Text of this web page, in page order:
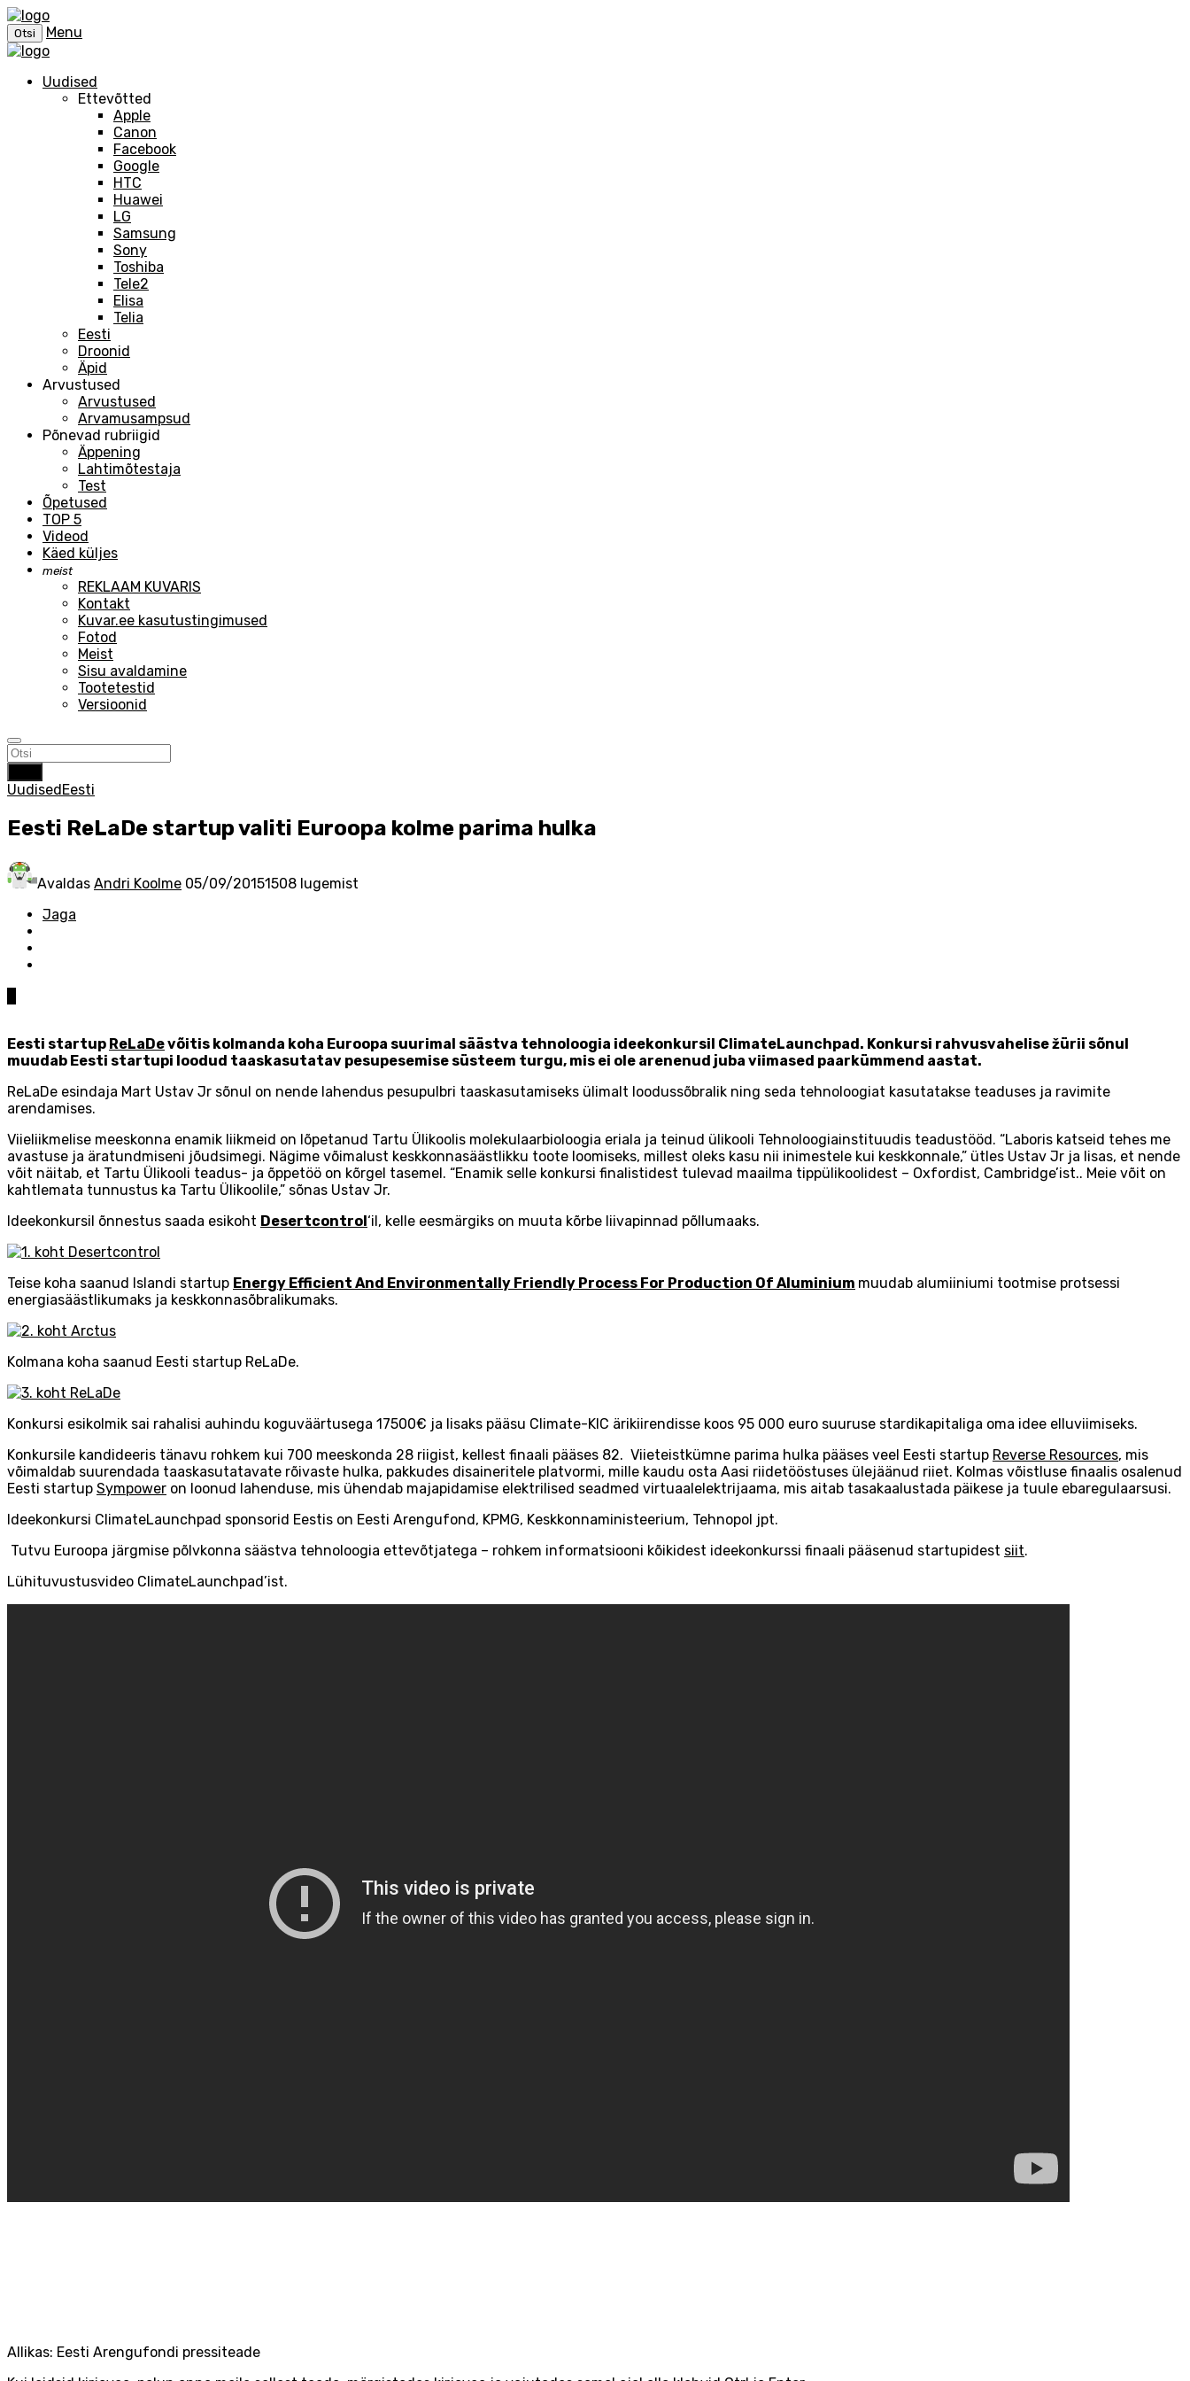
Otsi Menu
Uudised
Ettevõtted
Apple
Canon
Facebook
Google
HTC
Huawei
LG
Samsung
Sony
Toshiba
Tele2
Elisa
Telia
Eesti
Droonid
Äpid
Arvustused
Arvustused
Arvamusampsud
Põnevad rubriigid
Äppening
Lahtimõtestaja
Test
Õpetused
TOP 5
Videod
Käed küljes
meist
REKLAAM KUVARIS
Kontakt
Kuvar.ee kasutustingimused
Fotod
Meist
Sisu avaldamine
Tootetestid
Versioonid
UudisedEesti
Eesti ReLaDe startup valiti Euroopa kolme parima hulka
Avaldas Andri Koolme 05/09/20151508 lugemist
Jaga
Eesti startup ReLaDevõitis kolmanda koha Euroopa suurimal säästva tehnoloogia ideekonkursil ClimateLaunchpad. Konkursi rahvusvahelise žürii sõnul
muudab Eesti startupi loodud taaskasutatav pesupesemise süsteem turgu, mis ei ole arenenud juba viimased paarkümmend aastat.
ReLaDe esindaja Mart Ustav Jr sõnul on nende lahendus pesupulbri taaskasutamiseks ülimalt loodussõbralik ning seda tehnoloogiat kasutatakse teaduses ja ravimite
arendamises.
Viieliikmelise meeskonna enamik liikmeid on lõpetanud Tartu Ülikoolis molekulaarbioloogia eriala ja teinud ülikooli Tehnoloogiainstituudis teadustööd. “Laboris katseid tehes me
avastuse ja äratundmiseni jõudsimegi. Nägime võimalust keskkonnasäästlikku toote loomiseks, millest oleks kasu nii inimestele kui keskkonnale,” ütles Ustav Jr ja lisas, et nende
võit näitab, et Tartu Ülikooli teadus- ja õppetöö on kõrgel tasemel. “Enamik selle konkursi finalistidest tulevad maailma tippülikoolidest – Oxfordist, Cambridge’ist.. Meie võit on
kahtlemata tunnustus ka Tartu Ülikoolile,” sõnas Ustav Jr.
Ideekonkursil õnnestus saada esikoht Desertcontrol‘il, kelle eesmärgiks on muuta kõrbe liivapinnad põllumaaks.
Teise koha saanud Islandi startup Energy Efficient And Environmentally Friendly Process For Production Of Aluminium muudab alumiiniumi tootmise protsessi
energiasäästlikumaks ja keskkonnasõbralikumaks.
Kolmana koha saanud Eesti startup ReLaDe.
Konkursi esikolmik sai rahalisi auhindu koguväärtusega 17500€ ja lisaks pääsu Climate-KIC ärikiirendisse koos 95 000 euro suuruse stardikapitaliga oma idee elluviimiseks.
Konkursile kandideeris tänavu rohkem kui 700 meeskonda 28 riigist, kellest finaali pääses 82. Viieteistkümne parima hulka pääses veel Eesti startup Reverse Resources, mis
võimaldab suurendada taaskasutatavate rõivaste hulka, pakkudes disaineritele platvormi, mille kaudu osta Aasi riidetööstuses ülejäänud riiet. Kolmas võistluse finaalis osalenud
Eesti startup Sympower on loonud lahenduse, mis ühendab majapidamise elektrilised seadmed virtuaalelektrijaama, mis aitab tasakaalustada päikese ja tuule ebaregulaarsusi.
Ideekonkursi ClimateLaunchpad sponsorid Eestis on Eesti Arengufond, KPMG, Keskkonnaministeerium, Tehnopol jpt.
Tutvu Euroopa järgmise põlvkonna säästva tehnoloogia ettevõtjatega – rohkem informatsiooni kõikidest ideekonkurssi finaali pääsenud startupidest siit.
Lühituvustusvideo ClimateLaunchpad’ist.
Allikas: Eesti Arengufondi pressiteade